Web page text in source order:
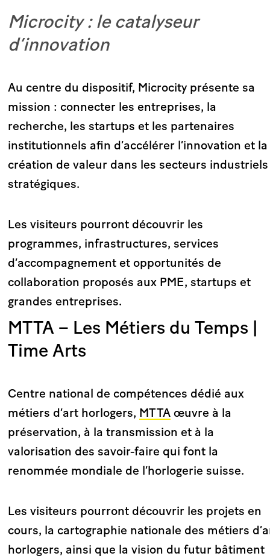
Microcity : le catalyseur
d’innovation
Au centre du dispositif, Microcity présente sa
mission : connecter les entreprises, la
recherche, les startups et les partenaires
institutionnels afin d’accélérer l’innovation et la
création de valeur dans les secteurs industriels
stratégiques.
Les visiteurs pourront découvrir les
programmes, infrastructures, services
d’accompagnement et opportunités de
collaboration proposés aux PME, startups et
grandes entreprises.
MTTA – Les Métiers du Temps |
Time Arts
Centre national de compétences dédié aux
métiers d’art horlogers, MTTA œuvre à la
préservation, à la transmission et à la
valorisation des savoir-faire qui font la
renommée mondiale de l’horlogerie suisse.
Les visiteurs pourront découvrir les projets en
cours, la cartographie nationale des métiers
horlogers, ainsi que la vision du futur bâtiment